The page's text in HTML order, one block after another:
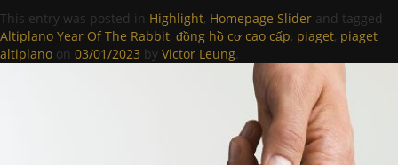
This entry was posted in Highlight, Homepage Slider and tagged
Altiplano Year Of The Rabbit, đồng hồ cơ cao cấp, piaget, piaget
altiplano on 03/01/2023 by Victor Leung.